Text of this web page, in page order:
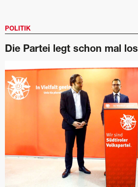
POLITIK
Die Partei legt schon mal los